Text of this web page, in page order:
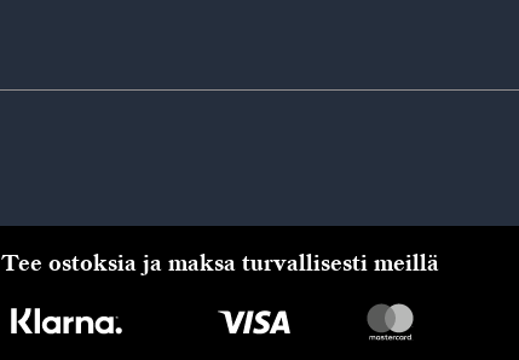
Tee ostoksia ja maksa turvallisesti meillä